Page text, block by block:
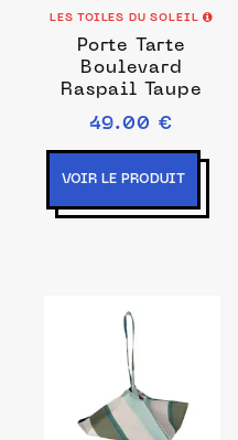
LES TOILES DU SOLEIL
Porte Tarte
Boulevard
Raspail Taupe
49.00 €
VOIR LE PRODUIT